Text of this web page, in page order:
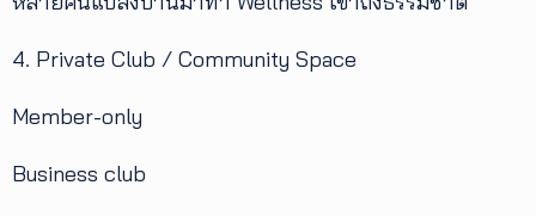
4. Private Club / Community Space
Member-only
Business club